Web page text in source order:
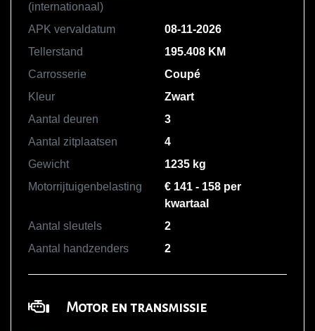
(internationaal)
APK vervaldatum
08-11-2026
Tellerstand
195.408 KM
Carrosserie
Coupé
Kleur
Zwart
Aantal deuren
3
Aantal zitplaatsen
4
Gewicht
1235 kg
Motorrijtuigenbelasting
€ 141 - 158 per
kwartaal
Aantal sleutels
2
Aantal handzenders
2
Motor en transmissie